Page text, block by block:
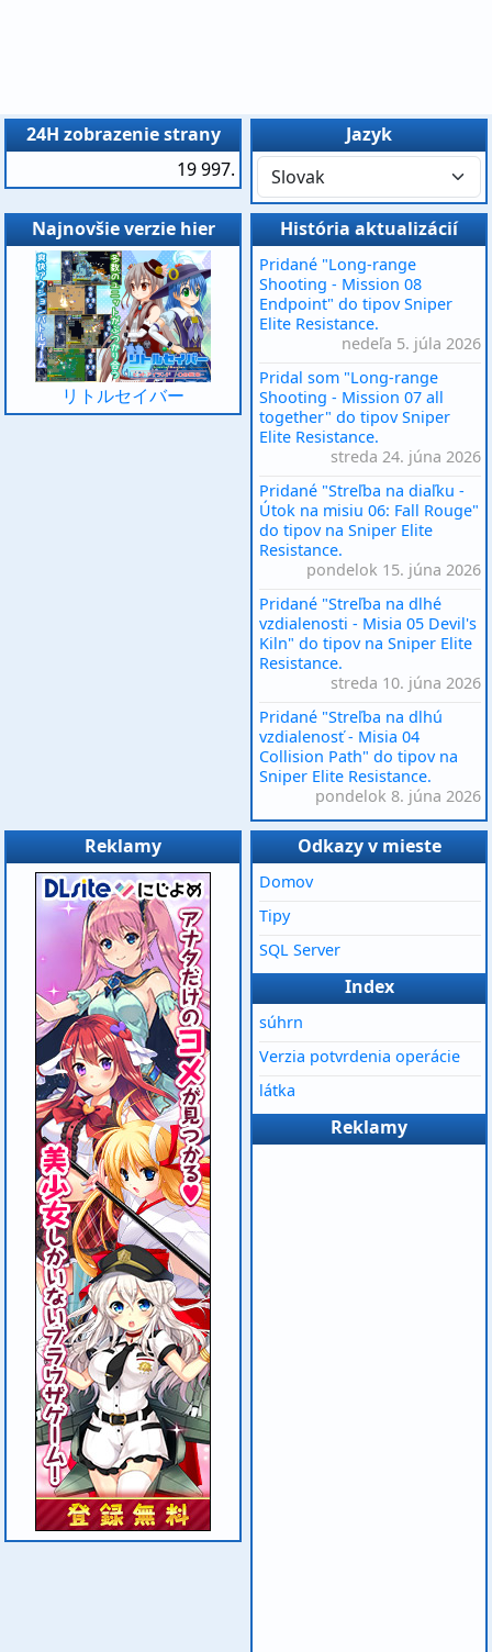
24H zobrazenie strany
19 997.
Jazyk
Najnovšie verzie hier
リトルセイバー
História aktualizácií
Pridané "Long-range
Shooting - Mission 08
Endpoint" do tipov Sniper
Elite Resistance.
nedeľa 5. júla 2026
Pridal som "Long-range
Shooting - Mission 07 all
together" do tipov Sniper
Elite Resistance.
streda 24. júna 2026
Pridané "Streľba na diaľku -
Útok na misiu 06: Fall Rouge"
do tipov na Sniper Elite
Resistance.
pondelok 15. júna 2026
Pridané "Streľba na dlhé
vzdialenosti - Misia 05 Devil's
Kiln" do tipov na Sniper Elite
Resistance.
streda 10. júna 2026
Pridané "Streľba na dlhú
vzdialenosť - Misia 04
Collision Path" do tipov na
Sniper Elite Resistance.
pondelok 8. júna 2026
Reklamy Odkazy v mieste
Domov
Tipy
SQL Server
Index
súhrn
Verzia potvrdenia operácie
látka
Reklamy